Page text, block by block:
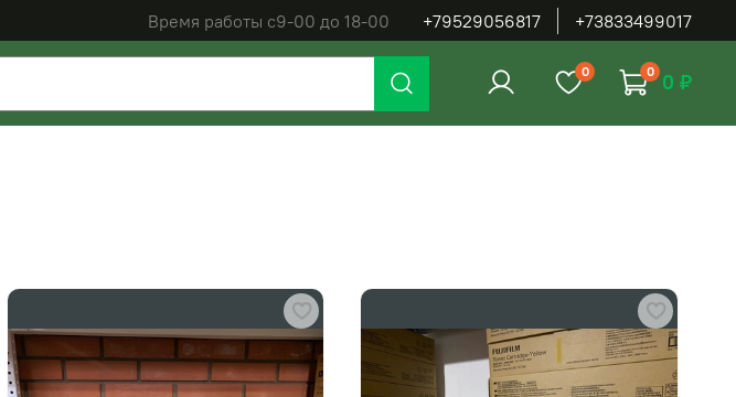
Время работы с9-00 до 18-00 +79529056817 +73833499017
0 0 0 ₽